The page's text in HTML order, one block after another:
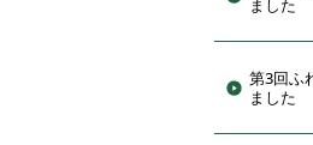
ました
第3回ふ
ました